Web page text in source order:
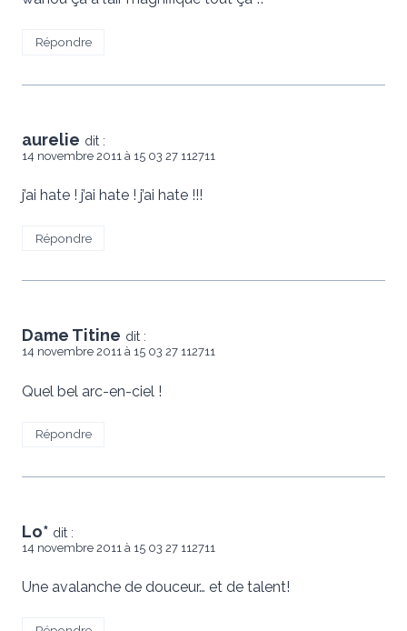
Répondre
aurelie dit :
14 novembre 2011 à 15 03 27 112711
j’ai hate ! j’ai hate ! j’ai hate !!!
Répondre
Dame Titine dit :
14 novembre 2011 à 15 03 27 112711
Quel bel arc-en-ciel !
Répondre
Lo* dit :
14 novembre 2011 à 15 03 27 112711
Une avalanche de douceur… et de talent!